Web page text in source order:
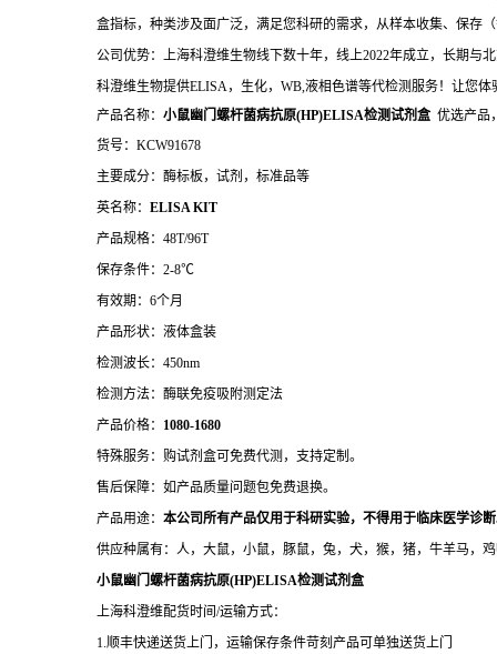
盒指标，种类涉及面广泛，满足您科研的需求，从样本收集、保存
公司优势：上海科澄维生物线下数十年，线上2022年成立，长期与
科澄维生物提供ELISA，生化，WB,液相色谱等代检测服务！让您体
产品名称： 小鼠幽门螺杆菌病抗原(HP)ELISA检测试剂盒 优选产品
货号：KCW91678
主要成分：酶标板，试剂，标准品等
英名称： ELISA KIT
产品规格：48T/96T
保存条件：2-8℃
有效期：6个月
产品形状：液体盒装
检测波长：450nm
检测方法：酶联免疫吸附测定法
产品价格： 1080-1680
特殊服务：购试剂盒可免费代测，支持定制。
售后保障：如产品质量问题包免费退换。
产品用途： 本公司所有产品仅用于科研实验，不得用于临床医学诊断
供应种属有：人，大鼠，小鼠，豚鼠，兔，犬，猴，猪，牛羊马，
小鼠幽门螺杆菌病抗原(HP)ELISA检测试剂盒
上海科澄维配货时间/运输方式：
1.顺丰快递送货上门，运输保存条件苛刻产品可单独送货上门